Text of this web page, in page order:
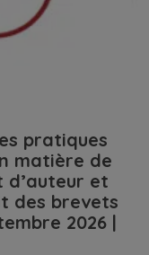
pratiques
matière de
et
des brevets
2026 |